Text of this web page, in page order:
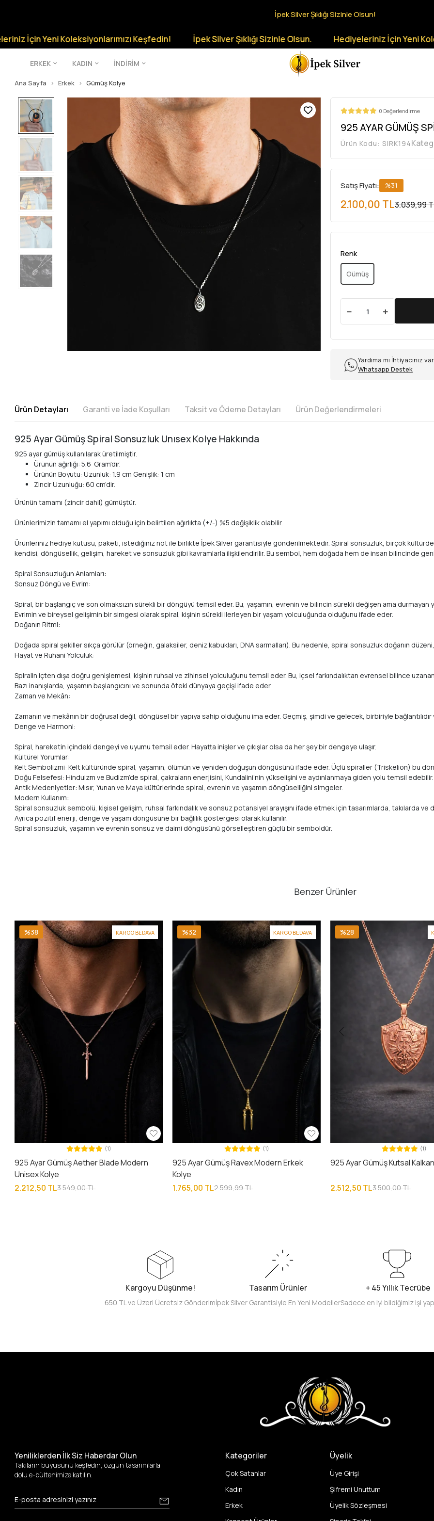
İpek Silver Şıklığı Sizinle Olsun!
Koleksiyonlarımızı Keşfedin! İpek Silver Şıklığı Sizinle Olsun. Hediyeleriniz İçin Yeni
ERKEK KADIN İNDİRİM
Ana Sayfa Erkek Gümüş Kolye
0 Değerlendirme
925 AYAR GÜMÜŞ
Ürün Kodu: SIRK194
Satış Fiyatı: %31
3.039,99
2.100,00 TL
Renk
Gümüş
Yardıma mı İhtiyacınız
Whatsapp Destek
Ürün Detayları Garanti ve İade Koşulları Taksit ve Ödeme Detayları Ürün Değerlendirmeleri
925 Ayar Gümüş Spiral Sonsuzluk Unısex Kolye Hakkında
925 ayar gümüş kullanılarak üretilmiştir.
Ürünün ağırlığı: 5.6 Gram'dır.
Ürünün Boyutu: Uzunluk: 1.9 cm Genişlik: 1 cm
Zincir Uzunluğu: 60 cm’dir.
Ürünün tamamı (zincir dahil) gümüştür.
Ürünlerimizin tamamı el yapımı olduğu için belirtilen ağırlıkta (+/-) %5 değişiklik olabilir.
Ürünleriniz hediye kutusu, paketi, istediğiniz not ile birlikte İpek Silver garantisiyle gönderilmektedir. Spiral sonsuzluk, birçok
kendisi, döngüsellik, gelişim, hareket ve sonsuzluk gibi kavramlarla ilişkilendirilir. Bu sembol, hem doğada hem de insan bilincinde
Spiral Sonsuzluğun Anlamları:
Sonsuz Döngü ve Evrim:
Spiral, bir başlangıç ve son olmaksızın sürekli bir döngüyü temsil eder. Bu, yaşamın, evrenin ve bilincin sürekli değişen ama durmayan
Evrimin ve bireysel gelişimin bir simgesi olarak spiral, kişinin sürekli ilerleyen bir yaşam yolculuğunda olduğunu ifade eder.
Doğanın Ritmi:
Doğada spiral şekiller sıkça görülür (örneğin, galaksiler, deniz kabukları, DNA sarmalları). Bu nedenle, spiral sonsuzluk doğanın
Hayat ve Ruhani Yolculuk:
Spiralin içten dışa doğru genişlemesi, kişinin ruhsal ve zihinsel yolculuğunu temsil eder. Bu, içsel farkındalıktan evrensel bilince
Bazı inanışlarda, yaşamın başlangıcını ve sonunda öteki dünyaya geçişi ifade eder.
Zaman ve Mekân:
Zamanın ve mekânın bir doğrusal değil, döngüsel bir yapıya sahip olduğunu ima eder. Geçmiş, şimdi ve gelecek, birbiriyle
Denge ve Harmoni:
Spiral, hareketin içindeki dengeyi ve uyumu temsil eder. Hayatta inişler ve çıkışlar olsa da her şey bir dengeye ulaşır.
Kültürel Yorumlar:
Kelt Sembolizmi: Kelt kültüründe spiral, yaşamın, ölümün ve yeniden doğuşun döngüsünü ifade eder. Üçlü spiraller (Triskelion) bu
Doğu Felsefesi: Hinduizm ve Budizm’de spiral, çakraların enerjisini, Kundalini’nin yükselişini ve aydınlanmaya giden yolu temsil edebilir.
Antik Medeniyetler: Mısır, Yunan ve Maya kültürlerinde spiral, evrenin ve yaşamın döngüselliğini simgeler.
Modern Kullanım:
Spiral sonsuzluk sembolü, kişisel gelişim, ruhsal farkındalık ve sonsuz potansiyel arayışını ifade etmek için tasarımlarda, takılarda
Ayrıca pozitif enerji, denge ve yaşam döngüsüne bir bağlılık göstergesi olarak kullanılır.
Spiral sonsuzluk, yaşamın ve evrenin sonsuz ve daimi döngüsünü görselleştiren güçlü bir semboldür.
Benzer Ürünler
KARGO BEDAVA
%38
(1)
925 Ayar Gümüş Aether Blade Modern
Unisex Kolye
2.212,50 TL3.549,00 TL
KARGO BEDAVA
%32
(1)
925 Ayar Gümüş Ravex Modern Erkek
Kolye
1.765,00 TL2.599,99 TL
%28
(1)
925 Ayar Gümüş Kutsal
2.512,50 TL3.500,00 TL
Kargoyu Düşünme!
650 TL ve Üzeri Ücretsiz Gönderim
Tasarım Ürünler
İpek Silver Garantisiyle En Yeni Modeller
+ 45 Yıllık Tecrübe
Sadece en iyi bildiğimiz işi
Yeniliklerden İlk Siz Haberdar Olun
Takıların büyüsünü keşfedin, özgün tasarımlarla
dolu e-bültenimize katılın.
Kategoriler
Çok Satanlar
Kadın
Erkek
Üyelik
Üye Girişi
Şifremi Unuttum
Üyelik Sözleşmesi